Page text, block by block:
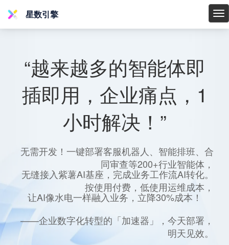
星
星数引擎
“越来越多的智能体即
插即用，企业痛点，1
小时解决！”
无需开发！一键部署客服机器人、智能排班、合
同审查等200+行业智能体，
无缝接入紫薯AI基座，完成业务工作流AI转化。
按使用付费，低使用运维成本，
让AI像水电一样融入业务，立降30%成本！
——企业数字化转型的「加速器」，今天部署，
明天见效。